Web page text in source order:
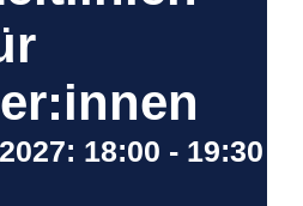
18:00 - 19:30